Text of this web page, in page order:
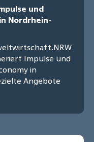
und
Nordrhein-
Impulse und
in
Angebote